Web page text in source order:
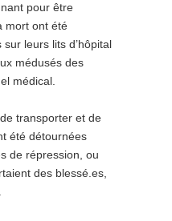
pour être
mort ont été
leurs lits d’hôpital
médusés des
médical.
transporter et de
été détournées
de répression, ou
des blessé.es,